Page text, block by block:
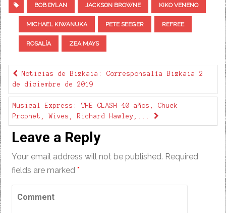
BOB DYLAN JACKSON BROWNE KIKO VENENO
MICHAEL KIWANUKA PETE SEEGER REFREE
ROSALÍA ZEA MAYS
Noticias de Bizkaia: Corresponsalía Bizkaia 2
de diciembre de 2019
Musical Express: THE CLASH-40 años, Chuck
Prophet, Wives, Richard Hawley,...
Leave a Reply
Your email address will not be published. Required
fields are marked*